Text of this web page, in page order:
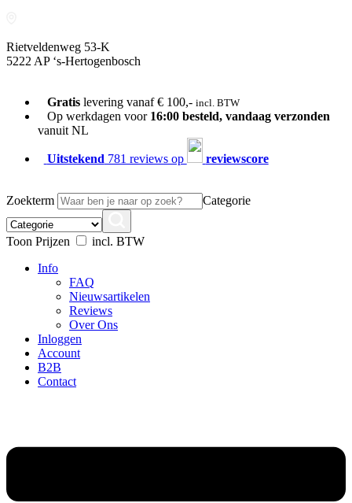
Rietveldenweg 53-K
5222 AP ‘s-Hertogenbosch
Gratislevering vanaf € 100,- incl. BTW
Op werkdagen voor 16:00 besteld, vandaag verzonden
vanuit NL
Uitstekend 781 reviews op reviewscore
Zoekterm Categorie
Toon Prijzen
incl. BTW
Info
FAQ
Nieuwsartikelen
Reviews
Over Ons
Inloggen
Account
B2B
Contact